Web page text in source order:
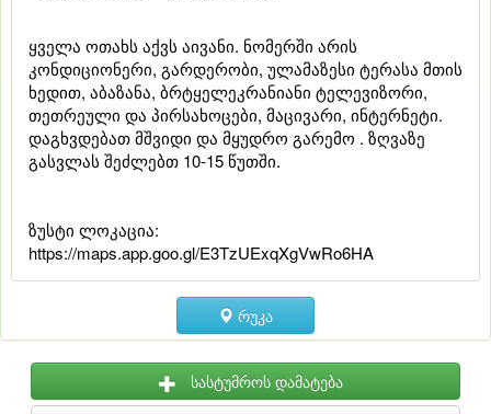
ყველა ოთახს აქვს აივანი. ნომერში არის
კონდიციონერი, გარდერობი, ულამაზესი ტერასა მთის
ხედით, აბაზანა, ბრტყელეკრანიანი ტელევიზორი,
თეთრეული და პირსახოცები, მაცივარი, ინტერნეტი.
დაგხვდებათ მშვიდი და მყუდრო გარემო . ზღვაზე
გასვლას შეძლებთ 10-15 წუთში.
ზუსტი ლოკაცია:
https://maps.app.goo.gl/E3TzUExqXgVwRo6HA
რუკა
სასტუმროს დამატება